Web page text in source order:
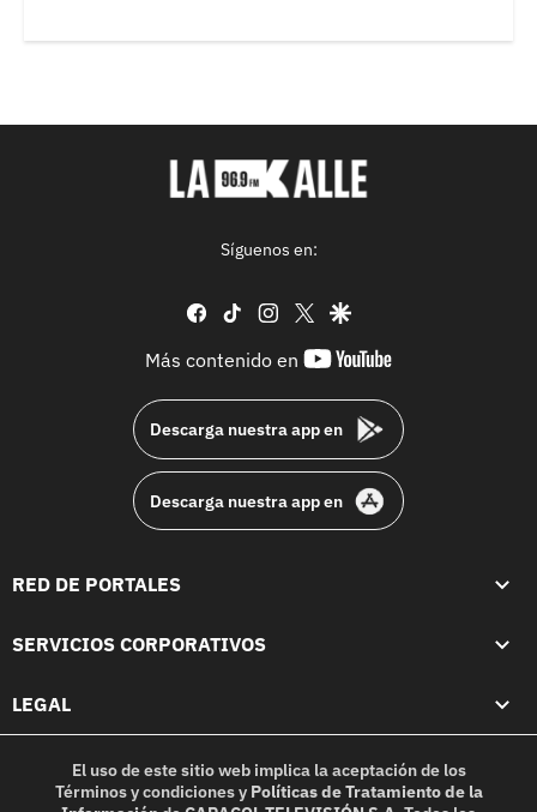
Síguenos en:
facebook
tiktok instagram
twittergoogle
Más contenido en
youtube-
Descarga nuestra app en
Descarga nuestra app en
RED DE PORTALES
SERVICIOS CORPORATIVOS
LEGAL
El uso de este sitio web implica la aceptación de los
Términos y condicionesy Políticas de Tratamiento de la